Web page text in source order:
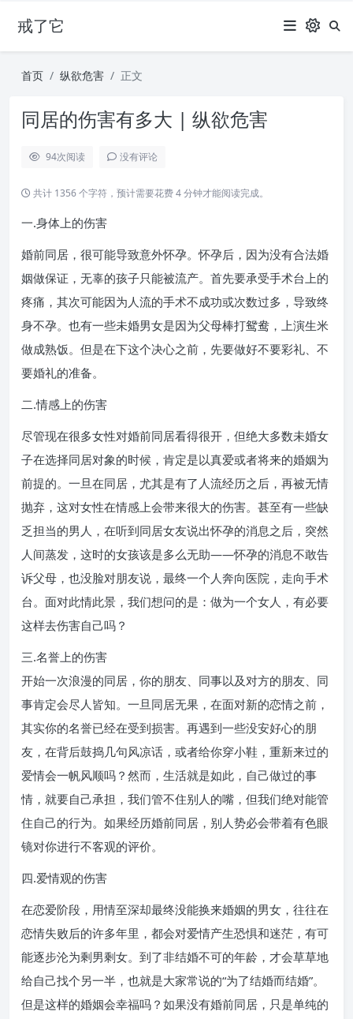
戒了它
首页 纵欲危害 正文
同居的伤害有多大 | 纵欲危害
94次阅读 没有评论
共计 1356 个字符，预计需要花费 4 分钟才能阅读完成。
一.身体上的伤害
婚前同居，很可能导致意外怀孕。怀孕后，因为没有合法婚
姻做保证，无辜的孩子只能被流产。首先要承受手术台上的
疼痛，其次可能因为人流的手术不成功或次数过多，导致终
身不孕。也有一些未婚男女是因为父母棒打鸳鸯，上演生米
做成熟饭。但是在下这个决心之前，先要做好不要彩礼、不
要婚礼的准备。
二.情感上的伤害
尽管现在很多女性对婚前同居看得很开，但绝大多数未婚女
子在选择同居对象的时候，肯定是以真爱或者将来的婚姻为
前提的。一旦在同居，尤其是有了人流经历之后，再被无情
抛弃，这对女性在情感上会带来很大的伤害。甚至有一些缺
乏担当的男人，在听到同居女友说出怀孕的消息之后，突然
人间蒸发，这时的女孩该是多么无助——怀孕的消息不敢告
诉父母，也没脸对朋友说，最终一个人奔向医院，走向手术
台。面对此情此景，我们想问的是：做为一个女人，有必要
这样去伤害自己吗？
三.名誉上的伤害
开始一次浪漫的同居，你的朋友、同事以及对方的朋友、同
事肯定会尽人皆知。一旦同居无果，在面对新的恋情之前，
其实你的名誉已经在受到损害。再遇到一些没安好心的朋
友，在背后鼓捣几句风凉话，或者给你穿小鞋，重新来过的
爱情会一帆风顺吗？然而，生活就是如此，自己做过的事
情，就要自己承担，我们管不住别人的嘴，但我们绝对能管
住自己的行为。如果经历婚前同居，别人势必会带着有色眼
镜对你进行不客观的评价。
四.爱情观的伤害
在恋爱阶段，用情至深却最终没能换来婚姻的男女，往往在
恋情失败后的许多年里，都会对爱情产生恐惧和迷茫，有可
能逐步沦为剩男剩女。到了非结婚不可的年龄，才会草草地
给自己找个另一半，也就是大家常说的“为了结婚而结婚”。
但是这样的婚姻会幸福吗？如果没有婚前同居，只是单纯的